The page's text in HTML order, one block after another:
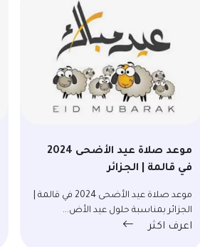
موعد صلاة عيد الأضحى 2024
في قالمة | الجزائر
موعد صلاة عيد الأضحى 2024 في قالمة |
الجزائر بمناسبة حلول عيد الأض...
اعرف اكثر